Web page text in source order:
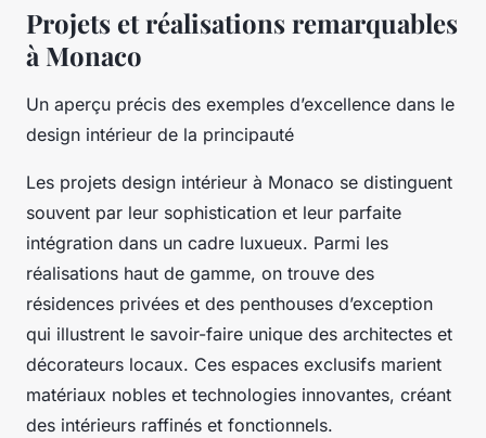
Projets et réalisations remarquables
à Monaco
Un aperçu précis des exemples d’excellence dans le
design intérieur de la principauté
Les projets design intérieur à Monaco se distinguent
souvent par leur sophistication et leur parfaite
intégration dans un cadre luxueux. Parmi les
réalisations haut de gamme, on trouve des
résidences privées et des penthouses d’exception
qui illustrent le savoir-faire unique des architectes et
décorateurs locaux. Ces espaces exclusifs marient
matériaux nobles et technologies innovantes, créant
des intérieurs raffinés et fonctionnels.